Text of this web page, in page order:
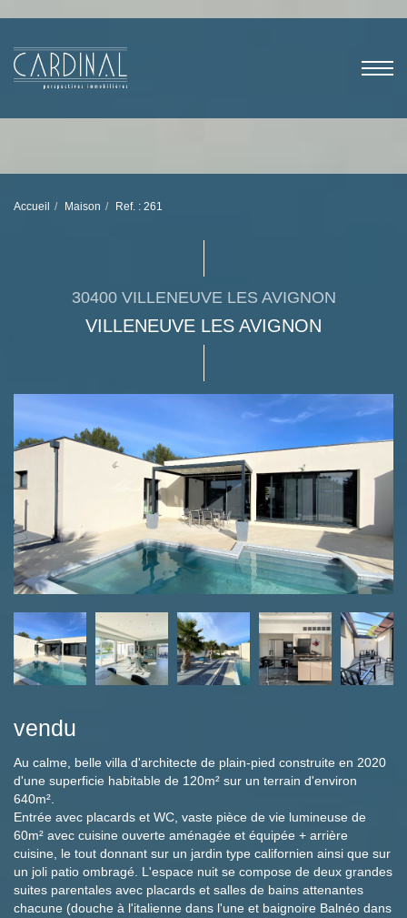
Accueil Maison Ref. : 261
30400 VILLENEUVE LES AVIGNON
VILLENEUVE LES AVIGNON
vendu
Au calme, belle villa d'architecte de plain-pied construite en 2020
d'une superficie habitable de 120m² sur un terrain d'environ
640m².
Entrée avec placards et WC, vaste pièce de vie lumineuse de
60m² avec cuisine ouverte aménagée et équipée + arrière
cuisine, le tout donnant sur un jardin type californien ainsi que sur
un joli patio ombragé. L'espace nuit se compose de deux grandes
suites parentales avec placards et salles de bains attenantes
chacune (douche à l'italienne dans l'une et baignoire Balnéo dans